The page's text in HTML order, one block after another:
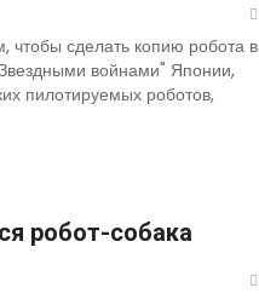
сделать копию робота в
войнами" Японии,
пилотируемых роботов,
робот-собака